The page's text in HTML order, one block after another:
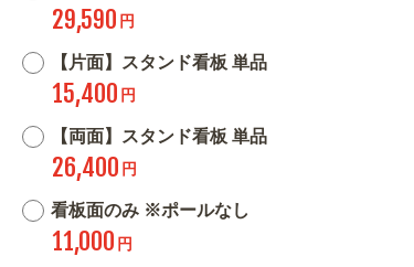
29,590 円
【片面】スタンド看板 単品
15,400 円
【両面】スタンド看板 単品
26,400 円
看板面のみ ※ポールなし
11,000 円